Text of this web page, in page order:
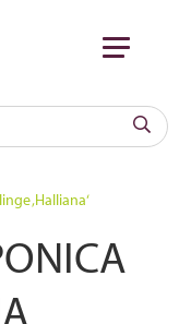
‚Halliana‘